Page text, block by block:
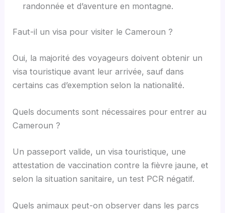
randonnée et d’aventure en montagne.
Faut-il un visa pour visiter le Cameroun ?
Oui, la majorité des voyageurs doivent obtenir un
visa touristique avant leur arrivée, sauf dans
certains cas d’exemption selon la nationalité.
Quels documents sont nécessaires pour entrer au
Cameroun ?
Un passeport valide, un visa touristique, une
attestation de vaccination contre la fièvre jaune, et
selon la situation sanitaire, un test PCR négatif.
Quels animaux peut-on observer dans les parcs